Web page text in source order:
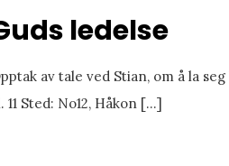
ledelse
av tale ved Stian, om å la
11 Sted: No12, Håkon […]